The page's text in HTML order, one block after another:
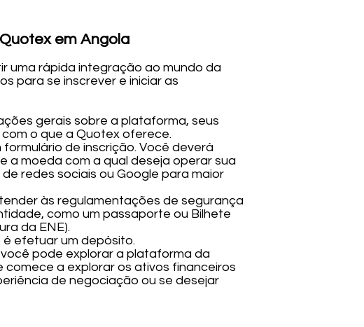
em Angola
uma rápida integração ao mundo da
para se inscrever e iniciar as
gerais sobre a plataforma, seus
o que a Quotex oferece.
de inscrição. Você deverá
a moeda com a qual deseja operar sua
redes sociais ou Google para maior
às regulamentações de segurança
como um passaporte ou Bilhete
da ENE).
é efetuar um depósito.
pode explorar a plataforma da
comece a explorar os ativos financeiros
de negociação ou se desejar